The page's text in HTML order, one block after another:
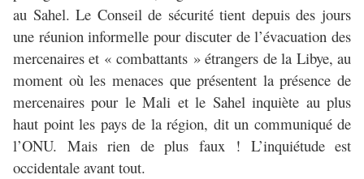
au Sahel. Le Conseil de sécurité tient depuis des jours
une réunion informelle pour discuter de l’évacuation des
mercenaires et « combattants » étrangers de la Libye, au
moment où les menaces que présentent la présence de
mercenaires pour le Mali et le Sahel inquiète au plus
haut point les pays de la région, dit un communiqué de
l’ONU. Mais rien de plus faux ! L’inquiétude est
occidentale avant tout.